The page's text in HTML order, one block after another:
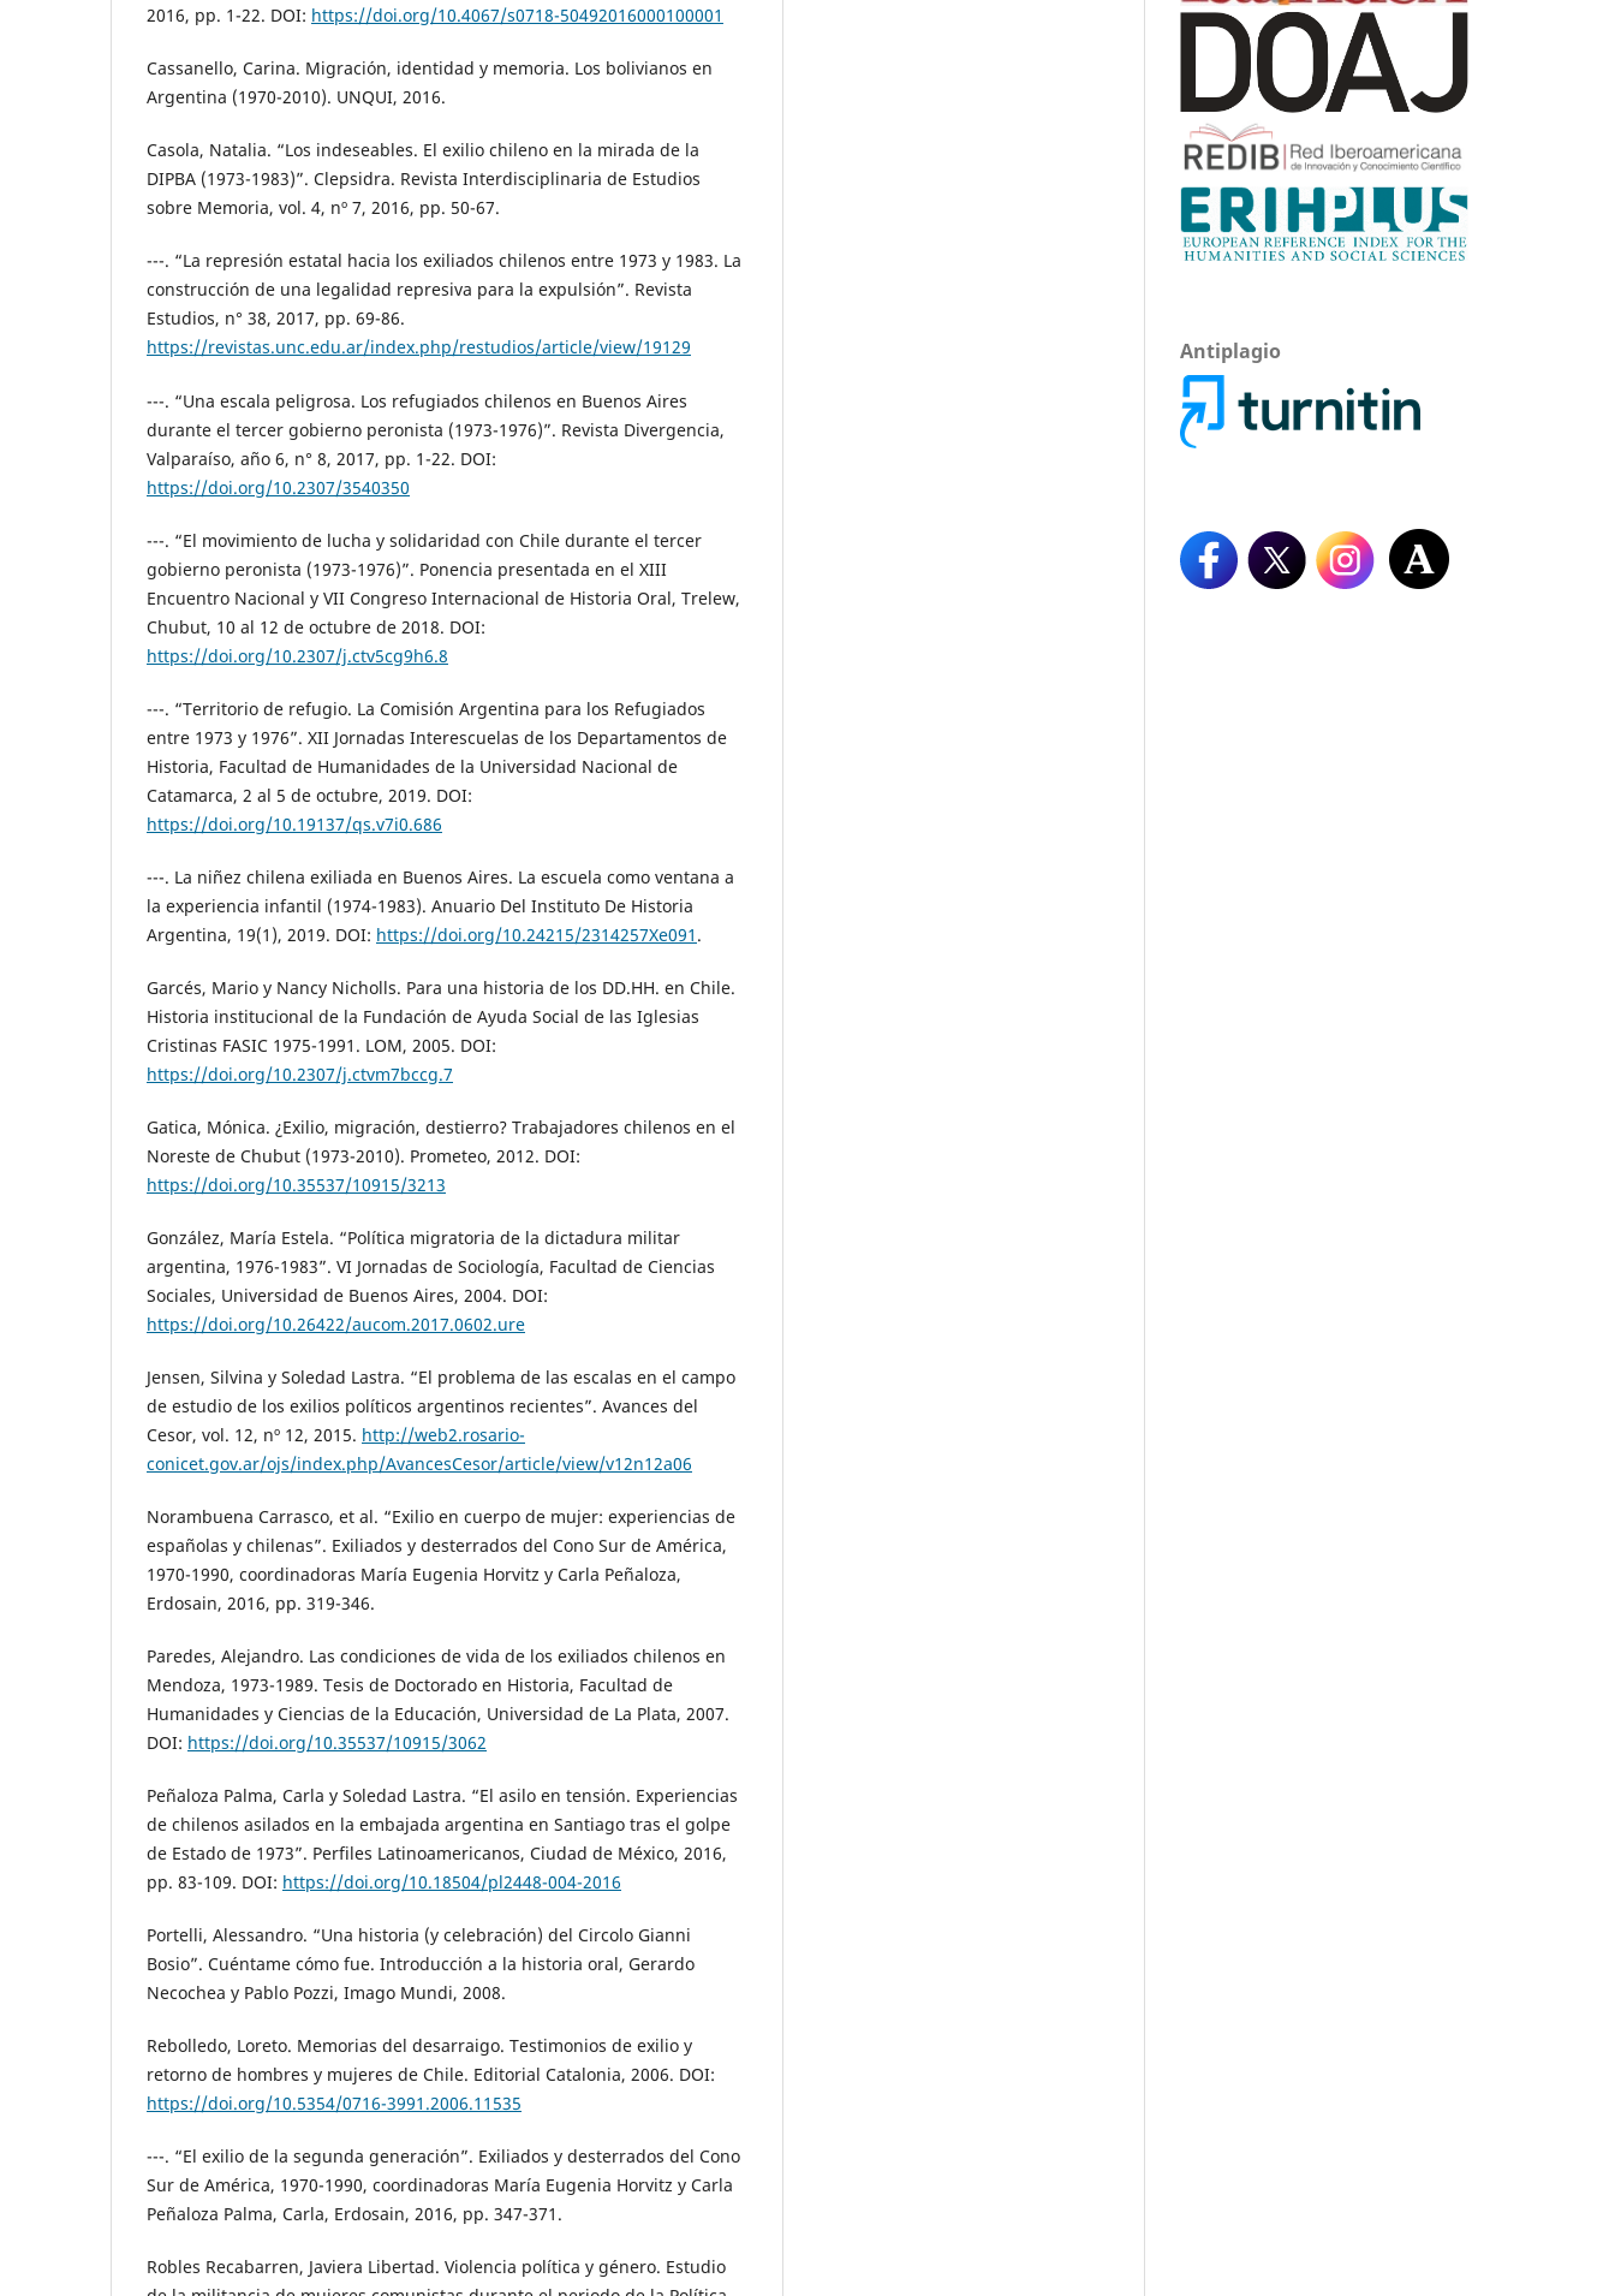
2016, pp. 1-22. DOI: https://doi.org/10.4067/s0718-50492016000100001
Cassanello, Carina. Migración, identidad y memoria. Los bolivianos en
Argentina (1970-2010). UNQUI, 2016.
Casola, Natalia. “Los indeseables. El exilio chileno en la mirada de la
DIPBA (1973-1983)”. Clepsidra. Revista Interdisciplinaria de Estudios
sobre Memoria, vol. 4, nº 7, 2016, pp. 50-67.
---. “La represión estatal hacia los exiliados chilenos entre 1973 y 1983. La
construcción de una legalidad represiva para la expulsión”. Revista
Estudios, n° 38, 2017, pp. 69-86.
https://revistas.unc.edu.ar/index.php/restudios/article/view/19129
---. “Una escala peligrosa. Los refugiados chilenos en Buenos Aires
durante el tercer gobierno peronista (1973-1976)”. Revista Divergencia,
Valparaíso, año 6, n° 8, 2017, pp. 1-22. DOI:
https://doi.org/10.2307/3540350
---. “El movimiento de lucha y solidaridad con Chile durante el tercer
gobierno peronista (1973-1976)”. Ponencia presentada en el XIII
Encuentro Nacional y VII Congreso Internacional de Historia Oral, Trelew,
Chubut, 10 al 12 de octubre de 2018. DOI:
https://doi.org/10.2307/j.ctv5cg9h6.8
---. “Territorio de refugio. La Comisión Argentina para los Refugiados
entre 1973 y 1976”. XII Jornadas Interescuelas de los Departamentos de
Historia, Facultad de Humanidades de la Universidad Nacional de
Catamarca, 2 al 5 de octubre, 2019. DOI:
https://doi.org/10.19137/qs.v7i0.686
---. La niñez chilena exiliada en Buenos Aires. La escuela como ventana a
la experiencia infantil (1974-1983). Anuario Del Instituto De Historia
Argentina, 19(1), 2019. DOI: https://doi.org/10.24215/2314257Xe091 .
Garcés, Mario y Nancy Nicholls. Para una historia de los DD.HH. en Chile.
Historia institucional de la Fundación de Ayuda Social de las Iglesias
Cristinas FASIC 1975-1991. LOM, 2005. DOI:
https://doi.org/10.2307/j.ctvm7bccg.7
Gatica, Mónica. ¿Exilio, migración, destierro? Trabajadores chilenos en el
Noreste de Chubut (1973-2010). Prometeo, 2012. DOI:
https://doi.org/10.35537/10915/3213
González, María Estela. “Política migratoria de la dictadura militar
argentina, 1976-1983”. VI Jornadas de Sociología, Facultad de Ciencias
Sociales, Universidad de Buenos Aires, 2004. DOI:
https://doi.org/10.26422/aucom.2017.0602.ure
Jensen, Silvina y Soledad Lastra. “El problema de las escalas en el campo
de estudio de los exilios políticos argentinos recientes”. Avances del
Cesor, vol. 12, nº 12, 2015. http://web2.rosario-
conicet.gov.ar/ojs/index.php/AvancesCesor/article/view/v12n12a06
Norambuena Carrasco, et al. “Exilio en cuerpo de mujer: experiencias de
españolas y chilenas”. Exiliados y desterrados del Cono Sur de América,
1970-1990, coordinadoras María Eugenia Horvitz y Carla Peñaloza,
Erdosain, 2016, pp. 319-346.
Paredes, Alejandro. Las condiciones de vida de los exiliados chilenos en
Mendoza, 1973-1989. Tesis de Doctorado en Historia, Facultad de
Humanidades y Ciencias de la Educación, Universidad de La Plata, 2007.
DOI: https://doi.org/10.35537/10915/3062
Peñaloza Palma, Carla y Soledad Lastra. “El asilo en tensión. Experiencias
de chilenos asilados en la embajada argentina en Santiago tras el golpe
de Estado de 1973”. Perfiles Latinoamericanos, Ciudad de México, 2016,
pp. 83-109. DOI: https://doi.org/10.18504/pl2448-004-2016
Portelli, Alessandro. “Una historia (y celebración) del Circolo Gianni
Bosio”. Cuéntame cómo fue. Introducción a la historia oral, Gerardo
Necochea y Pablo Pozzi, Imago Mundi, 2008.
Rebolledo, Loreto. Memorias del desarraigo. Testimonios de exilio y
retorno de hombres y mujeres de Chile. Editorial Catalonia, 2006. DOI:
https://doi.org/10.5354/0716-3991.2006.11535
---. “El exilio de la segunda generación”. Exiliados y desterrados del Cono
Sur de América, 1970-1990, coordinadoras María Eugenia Horvitz y Carla
Peñaloza Palma, Carla, Erdosain, 2016, pp. 347-371.
Robles Recabarren, Javiera Libertad. Violencia política y género. Estudio
Antiplagio